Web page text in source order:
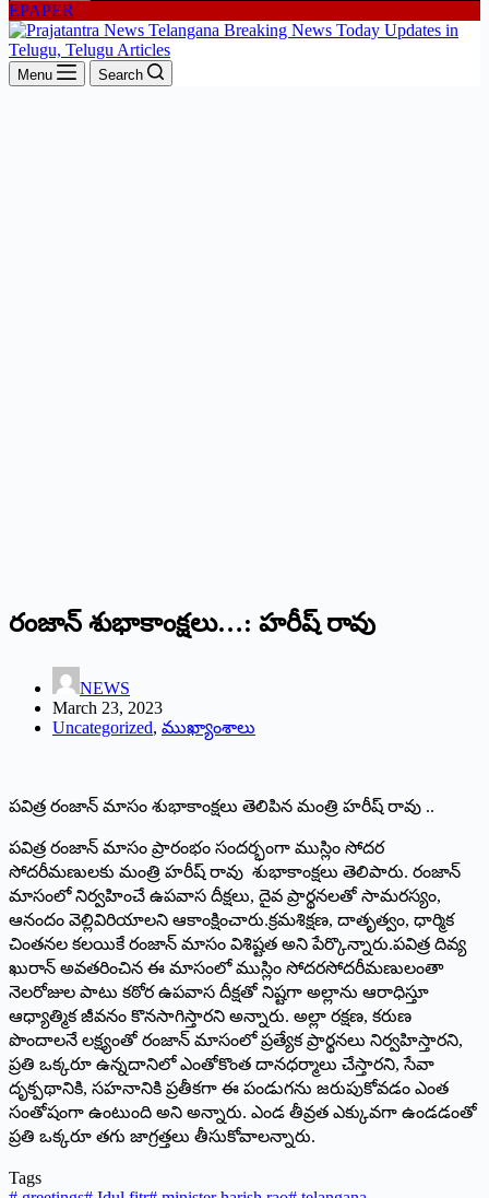
EPAPER
Menu Search
రంజాన్ శుభాకాంక్షలు…: హరీష్ రావు
NEWS
March 23, 2023
Uncategorized, ముఖ్యాంశాలు
పవిత్ర రంజాన్ మాసం శుభాకాంక్షలు తెలిపిన మంత్రి హరీష్ రావు ..
పవిత్ర రంజాన్ మాసం ప్రారంభం సందర్భంగా ముస్లిం సోదర
సోదరీమణులకు మంత్రి హరీష్ రావు శుభాకాంక్షలు తెలిపారు. రంజాన్
మాసంలో నిర్వహించే ఉపవాస దీక్షలు, దైవ ప్రార్థనలతో సామరస్యం,
ఆనందం వెల్లివిరియాలని ఆకాంక్షించారు.క్రమశిక్షణ, దాతృత్వం, ధార్మిక
చింతనల కలయికే రంజాన్‌ మాసం విశిష్టత అని పేర్కొన్నారు.పవిత్ర దివ్య
ఖురాన్‌ అవతరించిన ఈ మాసంలో ముస్లిం సోదరసోదరీమణులంతా
నెలరోజుల పాటు కఠోర ఉపవాస దీక్షతో నిష్టగా అల్లాను ఆరాధిస్తూ
ఆధ్యాత్మిక జీవనం కొనసాగిస్తారని అన్నారు. అల్లా రక్షణ, కరుణ
పొందాలనే లక్ష్యంతో రంజాన్‌ మాసంలో ప్రత్యేక ప్రార్థనలు నిర్వహిస్తారని,
ప్రతి ఒక్కరూ ఉన్నదానిలో ఎంతోకొంత దానధర్మాలు చేస్తారని, సేవా
దృక్పథానికి, సహనానికి ప్రతీకగా ఈ పండుగను జరుపుకోవడం ఎంత
సంతోషంగా ఉంటుంది అని అన్నారు. ఎండ తీవ్రత ఎక్కువగా ఉండడంతో
ప్రతి ఒక్కరూ తగు జాగ్రత్తలు తీసుకోవాలన్నారు.
Tags